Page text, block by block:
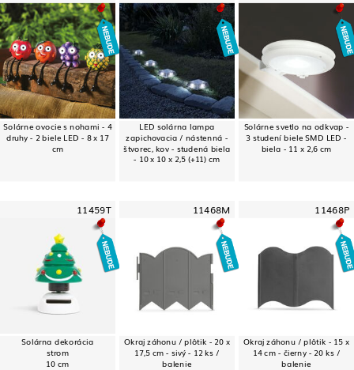
Solárne ovocie s nohami - 4
druhy - 2 biele LED - 8 x 17
cm
LED solárna lampa
zapichovacia / nástenná -
štvorec, kov - studená biela
- 10 x 10 x 2,5 (+11) cm
Solárne svetlo na odkvap -
3 studení biele SMD LED -
biela - 11 x 2,6 cm
11459T
Solárna dekorácia
strom
10 cm
11468M
Okraj záhonu / plôtik - 20 x
17,5 cm - sivý - 12 ks /
balenie
11468P
Okraj záhonu / plôtik - 15 x
14 cm - čierny - 20 ks /
balenie